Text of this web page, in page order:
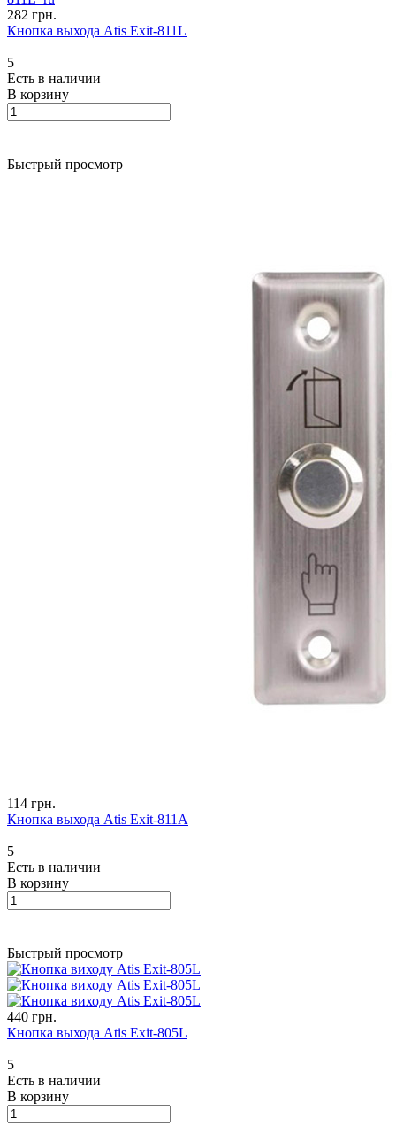
282 грн.
Кнопка выхода Atis Exit-811L
5
Есть в наличии
В корзину
Быстрый просмотр
114 грн.
Кнопка выхода Atis Exit-811A
5
Есть в наличии
В корзину
Быстрый просмотр
440 грн.
Кнопка выхода Atis Exit-805L
5
Есть в наличии
В корзину